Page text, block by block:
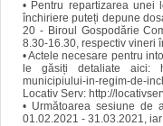
• Pentru repartizarea
închiriere puteți depune
20 - Biroul Gospodărie
8.30-16.30, respectiv vineri
• Actele necesare pentru
le găsiți detaliate aici:
municipiului-in-regim-de-
Locativ Serv: http://
• Următoarea sesiune de
01.02.2021 - 31.03.2021,